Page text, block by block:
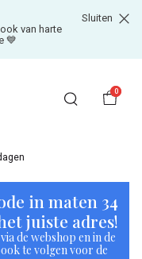
van harte
💙
Sluiten
0
in maten 34
juiste adres!
de webshop en in de
te volgen voor de